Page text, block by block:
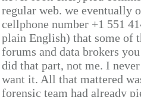
regular web. we eventually
cellphone number +1 551
plain English) that some of
forums and data brokers
did that part, not me. I
want it. All that mattered
forensic team had already